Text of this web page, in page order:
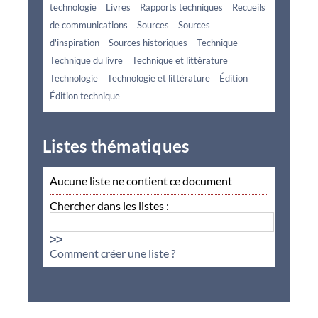
technologie Livres Rapports techniques
Recueils
de communications
Sources
Sources
d'inspiration
Sources historiques
Technique
Technique du livre
Technique et littérature
Technologie
Technologie et littérature
Édition
Édition technique
Listes thématiques
Aucune liste ne contient ce document
Chercher dans les listes :
>>
Comment créer une liste ?